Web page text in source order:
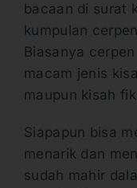
bacaan di surat
kumpulan
Biasanya
macam jenis
maupun kisah
Siapapun bisa
menarik dan
sudah mahir